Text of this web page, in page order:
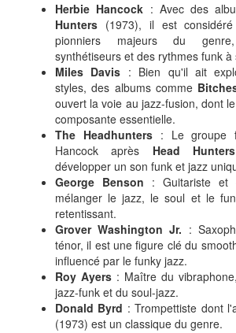
Herbie Hancock : Avec des
Hunters (1973), il est
pionniers majeurs du
synthétiseurs et des rythmes funk à
Miles Davis : Bien qu'il ait
styles, des albums comme
ouvert la voie au jazz-fusion, dont
composante essentielle.
The Headhunters: Le groupe
Hancock après Head Hunters
développer un son funk et jazz
George Benson : Guitariste et
mélanger le jazz, le soul et le
retentissant.
Grover Washington Jr. :
ténor, il est une figure clé du
influencé par le funky jazz.
Roy Ayers : Maître du
jazz-funk et du soul-jazz.
Donald Byrd : Trompettiste dont
(1973) est un classique du genre.